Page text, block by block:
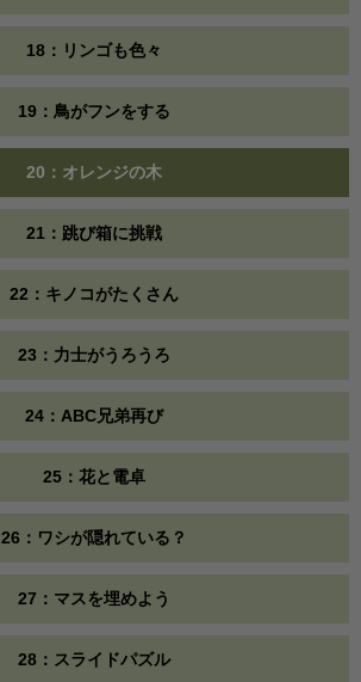
18：リンゴも色々
19：鳥がフンをする
20：オレンジの木
21：跳び箱に挑戦
22：キノコがたくさん
23：力士がうろうろ
24：ABC兄弟再び
25：花と電卓
26：ワシが隠れている？
27：マスを埋めよう
28：スライドパズル